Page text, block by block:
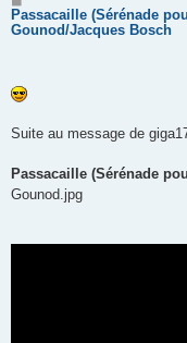
e
s
e
Passacaille (Sérénade
Gounod/Jacques Bosch
Suite au message de
Passacaille (Sérénade
Gounod.jpg